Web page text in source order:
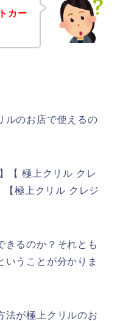
カー
ルのお店で使えるの
【 極上クリル クレ
極上クリル クレジ
きるのか？それとも
うことが分かりま
法が極上クリルのお